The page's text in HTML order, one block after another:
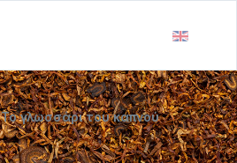
Το γλωσσάρι του καπνού